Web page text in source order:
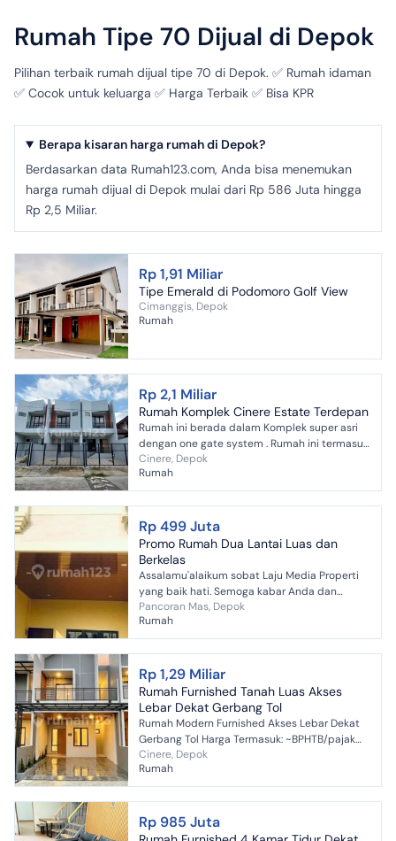
Rumah Tipe 70 Dijual di Depok
Pilihan terbaik rumah dijual tipe 70 di Depok. ✅ Rumah idaman
✅ Cocok untuk keluarga ✅ Harga Terbaik ✅ Bisa KPR
Berapa kisaran harga rumah di Depok?
Berdasarkan data Rumah123.com, Anda bisa menemukan
harga rumah dijual di Depok mulai dari Rp 586 Juta hingga
Rp 2,5 Miliar.
Rp 1,91 Miliar
Tipe Emerald di Podomoro Golf View
Cimanggis, Depok
Rumah
Rp 2,1 Miliar
Rumah Komplek Cinere Estate Terdepan
Rumah ini berada dalam Komplek super asri
dengan one gate system . Rumah ini termasuk
langka karena biasanya rumah di komplek ini
besar besar. Berl...
Cinere, Depok
Rumah
Rp 499 Juta
Promo Rumah Dua Lantai Luas dan
Berkelas
Assalamu'alaikum sobat Laju Media Properti
yang baik hati. Semoga kabar Anda dan
keluarga baik dan sehat selalu yah. Kami ingin
memberikan Anda k...
Pancoran Mas, Depok
Rumah
Rp 1,29 Miliar
Rumah Furnished Tanah Luas Akses
Lebar Dekat Gerbang Tol
Rumah Modern Furnished Akses Lebar Dekat
Gerbang Tol Harga Termasuk: ~BPHTB/pajak
pembeli ~Notaris, AJB & BBN ~Biaya KPR
~Smart door lock system ~...
Cinere, Depok
Rumah
Rp 985 Juta